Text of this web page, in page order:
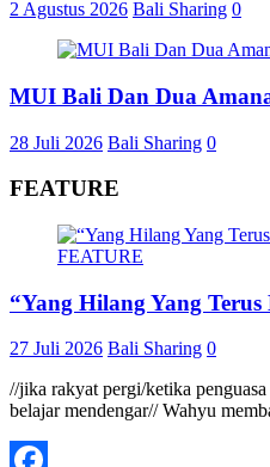
2 Agustus 2026 Bali Sharing 0
MUI Bali Dan Dua
28 Juli 2026 Bali Sharing 0
FEATURE
FEATURE
“Yang Hilang Yang
27 Juli 2026 Bali Sharing 0
//jika rakyat pergi/ketika
belajar mendengar// Wahyu